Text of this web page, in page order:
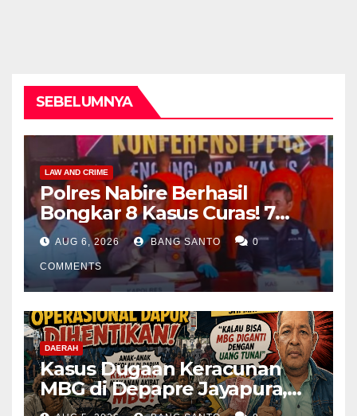
SEBELUMNYA
LAW AND CRIME
Polres Nabire Berhasil
Bongkar 8 Kasus Curas! 7
Pelaku Ditangkap, 62 Motor
Kembali Diamankan
AUG 6, 2026 BANG SANTO 0
COMMENTS
DAERAH
Kasus Dugaan Keracunan
MBG di Depapre Jayapura,
Aktivis Papua Minta